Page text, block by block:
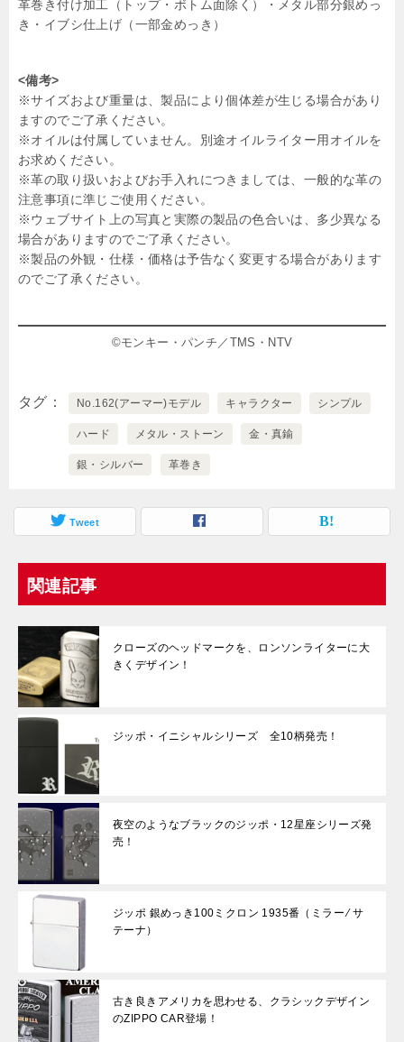
革巻き付け加工（トップ・ボトム面除く）・メタル部分銀めっ
き・イブシ仕上げ（一部金めっき）
<備考>
※サイズおよび重量は、製品により個体差が生じる場合があり
ますのでご了承ください。
※オイルは付属していません。別途オイルライター用オイルを
お求めください。
※革の取り扱いおよびお手入れにつきましては、一般的な革の
注意事項に準じご使用ください。
※ウェブサイト上の写真と実際の製品の色合いは、多少異なる
場合がありますのでご了承ください。
※製品の外観・仕様・価格は予告なく変更する場合があります
のでご了承ください。
©モンキー・パンチ／TMS・NTV
タグ No.162(アーマー)モデル キャラクター シンプル
ハード メタル・ストーン 金・真鍮
銀・シルバー 革巻き
Tweet
関連記事
クローズのヘッドマークを、ロンソンライターに大
きくデザイン！
ジッポ・イニシャルシリーズ 全10柄発売！
夜空のようなブラックのジッポ・12星座シリーズ発
売！
ジッポ 銀めっき100ミクロン 1935番（ミラー ⁄ サ
テーナ）
古き良きアメリカを思わせる、クラシックデザイン
のZIPPO CAR登場！